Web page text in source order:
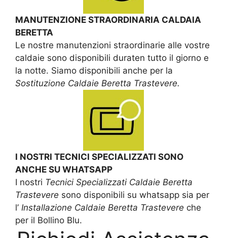
MANUTENZIONE STRAORDINARIA CALDAIA
BERETTA
Le nostre manutenzioni straordinarie alle vostre
caldaie sono disponibili duraten tutto il giorno e
la notte. Siamo disponibili anche per la
Sostituzione Caldaie Beretta Trastevere.
I NOSTRI TECNICI SPECIALIZZATI SONO
ANCHE SU WHATSAPP
I nostri Tecnici Specializzati Caldaie Beretta
Trastevere sono disponibili su whatsapp sia per
l’ Installazione Caldaie Beretta Trastevere che
per il Bollino Blu.